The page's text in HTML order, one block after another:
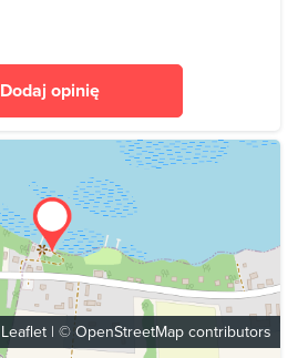
Dodaj opinię
Leaflet | ©OpenStreetMap contributors